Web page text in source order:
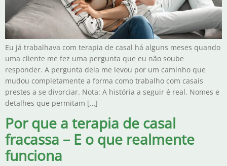
Eu já trabalhava com terapia de casal há alguns meses quando
uma cliente me fez uma pergunta que eu não soube
responder. A pergunta dela me levou por um caminho que
mudou completamente a forma como trabalho com casais
prestes a se divorciar. Nota: A história a seguir é real. Nomes e
detalhes que permitam […]
Por que a terapia de casal
fracassa – E o que realmente
funciona